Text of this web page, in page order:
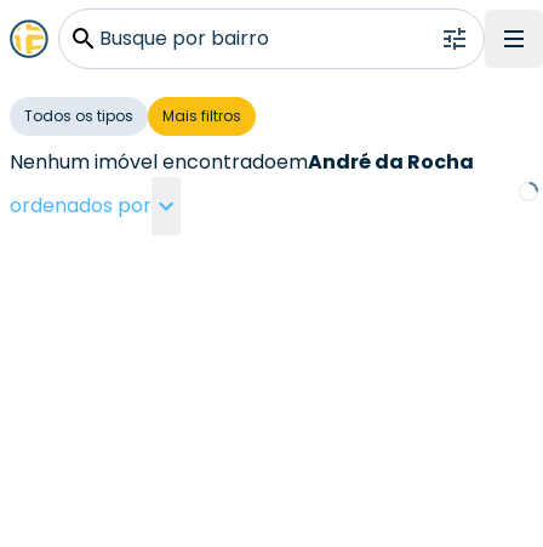
Busque por bairro
Todos os tipos Mais filtros
Nenhum imóvel encontradoemAndré da Rocha
ordenados por